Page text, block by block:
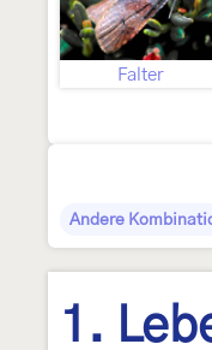
Falter
Andere
1.